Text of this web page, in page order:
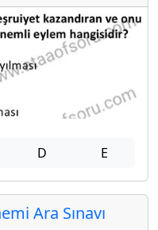
D E
Ara Sınavı